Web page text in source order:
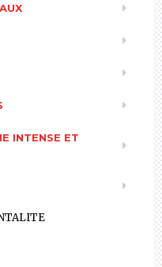
INTENSE ET